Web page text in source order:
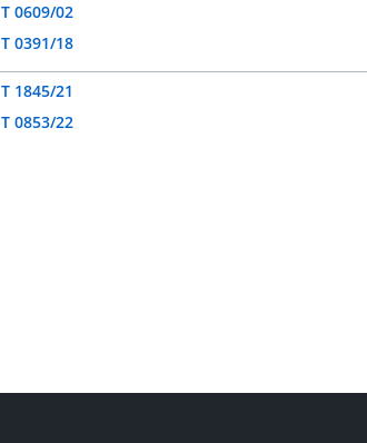
T 0609/02
T 0391/18
T 1845/21
T 0853/22